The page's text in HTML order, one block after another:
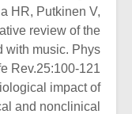
HR, Putkinen V,
review of the
with music. Phys
Rev.25:100-121.
impact of
and nonclinical